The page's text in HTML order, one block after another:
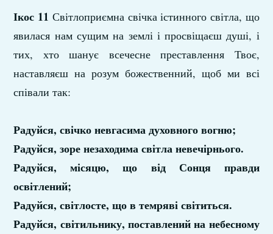
Ікос 11 Світлоприємна свічка істинного світла, що
явилася нам сущим на землі і просвіщаєш душі, і
тих, хто шанує всечесне преставлення Твоє,
наставляєш на розум божественний, щоб ми всі
співали так:
Радуйся, свічко невгасима духовного вогню;
Радуйся, зоре незаходима світла невечірнього.
Радуйся, місяцю, що від Сонця правди
освітлений;
Радуйся, світлосте, що в темряві світиться.
Радуйся, світильнику, поставлений на небесному